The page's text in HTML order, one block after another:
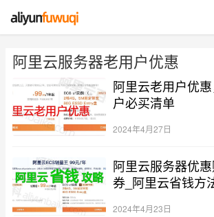
阿里云服务器老用户优惠
阿里云老用户优
户必买清单
2024年4月27日
阿里云服务器优
券_阿里云省钱方
2024年4月23日